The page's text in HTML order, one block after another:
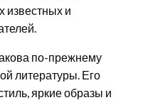
известных и
по-прежнему
литературы. Его
яркие образы и